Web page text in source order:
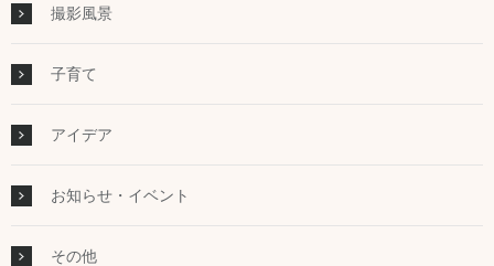
撮影風景
子育て
アイデア
お知らせ・イベント
その他